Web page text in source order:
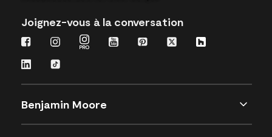
Joignez-vous à la conversation
Benjamin Moore